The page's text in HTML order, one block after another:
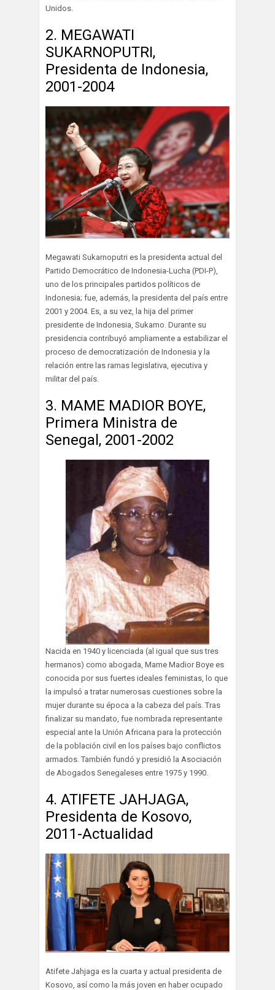
Unidos.
2. MEGAWATI
SUKARNOPUTRI,
Presidenta de Indonesia,
2001-2004
Megawati Sukarnoputri es la presidenta actual del
Partido Democrático de Indonesia-Lucha (PDI-P),
uno de los principales partidos políticos de
Indonesia; fue, además, la presidenta del país entre
2001 y 2004. Es, a su vez, la hija del primer
presidente de Indonesia, Sukamo. Durante su
presidencia contribuyó ampliamente a estabilizar el
proceso de democratización de Indonesia y la
relación entre las ramas legislativa, ejecutiva y
militar del país.
3. MAME MADIOR BOYE,
Primera Ministra de
Senegal, 2001-2002
Nacida en 1940 y licenciada (al igual que sus tres
hermanos) como abogada, Mame Madior Boye es
conocida por sus fuertes ideales feministas, lo que
la impulsó a tratar numerosas cuestiones sobre la
mujer durante su época a la cabeza del país. Tras
finalizar su mandato, fue nombrada representante
especial ante la Unión Africana para la protección
de la población civil en los países bajo conflictos
armados. También fundó y presidió la Asociación
de Abogados Senegaleses entre 1975 y 1990.
4. ATIFETE JAHJAGA,
Presidenta de Kosovo,
2011-Actualidad
Atifete Jahjaga es la cuarta y actual presidenta de
Kosovo, así como la más joven en haber ocupado